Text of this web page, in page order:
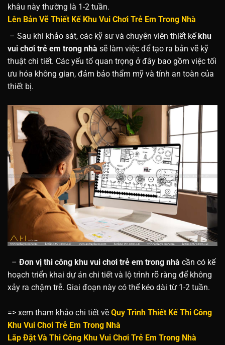
khâu này thường là 1-2 tuần.
Lên Bản Vẽ Thiết Kế Khu Vui Chơi Trẻ Em Trong Nhà
– Sau khi khảo sát, các kỹ sư và chuyên viên thiết kếkhu
vui chơi trẻ em trong nhà sẽ làm việc để tạo ra bản vẽ kỹ
thuật chi tiết. Các yếu tố quan trọng ở đây bao gồm việc tối
ưu hóa không gian, đảm bảo thẩm mỹ và tính an toàn của
thiết bị.
– Đơn vị thi công khu vui chơi trẻ em trong nhà cần có kế
hoạch triển khai dự án chi tiết và lộ trình rõ ràng để không
xảy ra chậm trễ. Giai đoạn này có thể kéo dài từ 1-2 tuần.
=> xem tham khảo chi tiết về Quy Trình Thiết Kế Thi Công
Khu Vui Chơi Trẻ Em Trong Nhà
Lắp Đặt Và Thi Công Khu Vui Chơi Trẻ Em Trong Nhà